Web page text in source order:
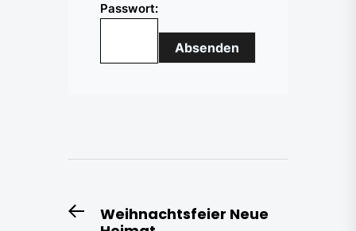
Passwort:
Beitragsnavigation
PreviousWeihnachtsfeier Neue